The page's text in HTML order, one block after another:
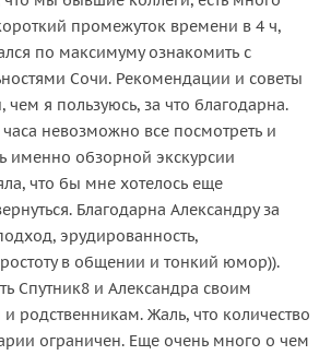
промежуток времени в 4 ч,
по максимуму ознакомить с
Сочи. Рекомендации и советы
я пользуюсь, за что благодарна.
невозможно все посмотреть и
именно обзорной экскурсии
что бы мне хотелось еще
Благодарна Александру за
эрудированность,
в общении и тонкий юмор)).
Спутник8 и Александра своим
родственникам. Жаль, что количество
ограничен. Еще очень много о чем